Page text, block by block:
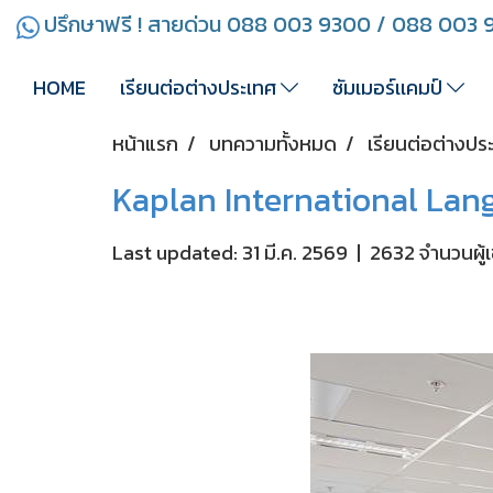
ปรึกษาฟรี ! สายด่วน 088 003 9300 / 088 003
HOME เรียนต่อต่างประเทศ
ซัมเมอร์เเคมป์
หน้าแรก
บทความทั้งหมด เรียนต่อต่างปร
Kaplan International
Last updated: 31 มี.ค. 2569 | 2632 จำนวนผู้